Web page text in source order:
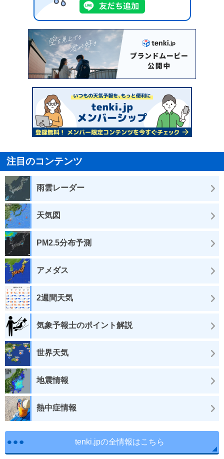
注目のコンテンツ
雨雲レーダー
天気図
PM2.5分布予測
アメダス
2週間天気
気象予報士のポイント解説
世界天気
地震情報
熱中症情報
tenki.jpの全情報はこちら